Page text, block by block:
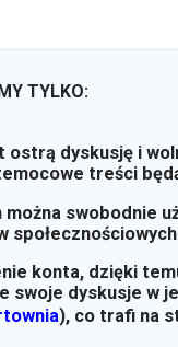
TYLKO:
ostrą dyskusję i
treści
swobodnie
konta, dzięki
swoje dyskusje w
), co trafi na